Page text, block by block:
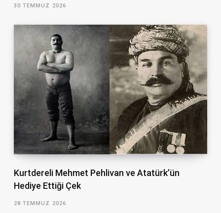
30 TEMMUZ 2026
Kurtdereli Mehmet Pehlivan ve Atatürk’ün
Hediye Ettiği Çek
28 TEMMUZ 2026